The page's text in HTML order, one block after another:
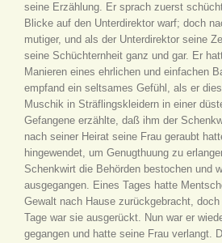
seine Erzählung. Er sprach zuerst
Blicke auf den Unterdirektor warf; doch
mutiger, und als der Unterdirektor seine
seine Schüchternheit ganz und gar. Er
Manieren eines ehrlichen und einfachen
empfand ein seltsames Gefühl, als er
Muschik in Sträflingskleidern in einer
Gefangene erzählte, daß ihm der
nach seiner Heirat seine Frau geraubt
hingewendet, um Genugthuung zu
Schenkwirt die Behörden bestochen und
ausgegangen. Eines Tages hatte
Gewalt nach Hause zurückgebracht,
Tage war sie ausgerückt. Nun war er
gegangen und hatte seine Frau verlangt.